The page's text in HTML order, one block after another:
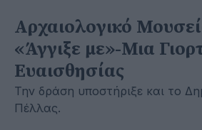
Αρχαιολογικό
«Άγγιξε με»-Μια
Ευαισθησίας
Την δράση υποστήριξε και το
Πέλλας.